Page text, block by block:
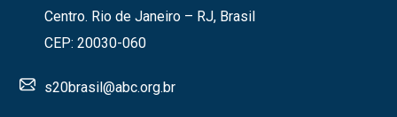
Centro. Rio de Janeiro – RJ, Brasil
CEP: 20030-060
s20brasil@abc.org.br